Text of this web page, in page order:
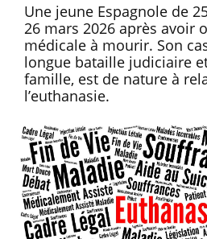
Une jeune Espagnole de
26 mars 2026 après avoir
médicale à mourir. Son
longue bataille judiciaire
famille, est de nature à
l’euthanasie.